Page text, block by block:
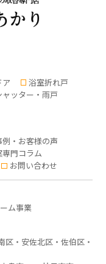
ア
浴室折れ戸
ャッター・雨戸
・お客様の声
専門コラム
お問い合わせ
ム事業
・安佐北区・佐伯区・